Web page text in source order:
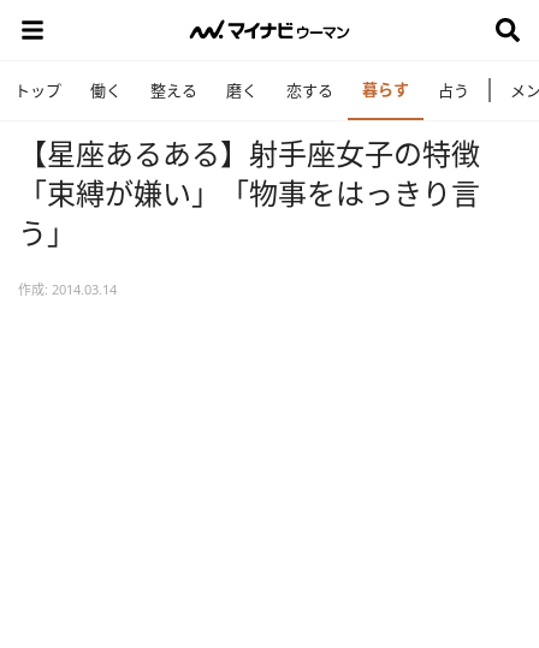
トップ 働く 整える 磨く 恋する 暮らす 占う メ
【星座あるある】射手座女子の特徴
「束縛が嫌い」「物事をはっきり言
う」
作成: 2014.03.14